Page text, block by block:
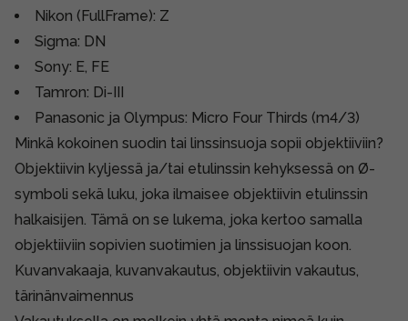
Nikon (FullFrame): Z
Sigma: DN
Sony: E, FE
Tamron: Di-III
Panasonic ja Olympus: Micro Four Thirds (m4/3)
Minkä kokoinen suodin tai linssinsuoja sopii objektiiviin?
Objektiivin kyljessä ja/tai etulinssin kehyksessä on Ø-
symboli sekä luku, joka ilmaisee objektiivin etulinssin
halkaisijen. Tämä on se lukema, joka kertoo samalla
objektiiviin sopivien suotimien ja linssisuojan koon.
Kuvanvakaaja, kuvanvakautus, objektiivin vakautus,
tärinänvaimennus